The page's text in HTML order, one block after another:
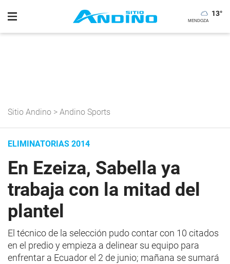
13°
Sitio Andino > Andino Sports
ELIMINATORIAS 2014
En Ezeiza, Sabella ya
trabaja con la mitad del
plantel
El técnico de la selección pudo contar con 10 citados
en el predio y empieza a delinear su equipo para
enfrentar a Ecuador el 2 de junio; mañana se sumará